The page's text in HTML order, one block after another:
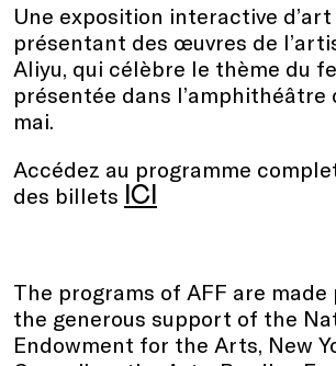
Une exposition interactive
présentant des œuvres de
Aliyu, qui célèbre le thème du
présentée dans l’amphithéâtre
mai.
Accédez au programme
des billets ICI
The programs of AFF are made
the generous support of the
Endowment for the Arts, New